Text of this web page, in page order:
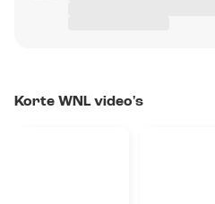
Korte WNL video's